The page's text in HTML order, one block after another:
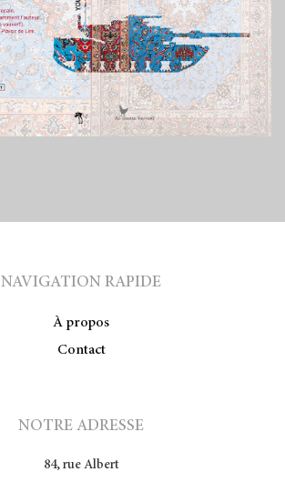
NAVIGATION RAPIDE
À propos
Contact
NOTRE ADRESSE
84, rue Albert